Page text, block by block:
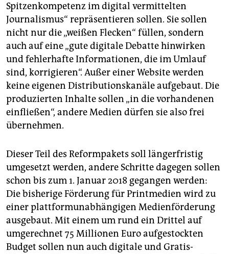
Spitzenkompetenz im digital vermittelten
Journalismus“ repräsentieren sollen. Sie sollen
nicht nur die „weißen Flecken“ füllen, sondern
auch auf eine „gute digitale Debatte hinwirken
und fehlerhafte Informationen, die im Umlauf
sind, korrigieren“. Außer einer Website werden
keine eigenen Distributionskanäle aufgebaut. Die
produzierten Inhalte sollen „in die vorhandenen
einfließen“, andere Medien dürfen sie also frei
übernehmen.
Dieser Teil des Reformpakets soll längerfristig
umgesetzt werden, andere Schritte dagegen sollen
schon bis zum 1. Januar 2018 gegangen werden:
Die bisherige Förderung für Printmedien wird zu
einer plattformunabhängigen Medienförderung
ausgebaut. Mit einem um rund ein Drittel auf
umgerechnet 75 Millionen Euro aufgestockten
Budget sollen nun auch digitale und Gratis-